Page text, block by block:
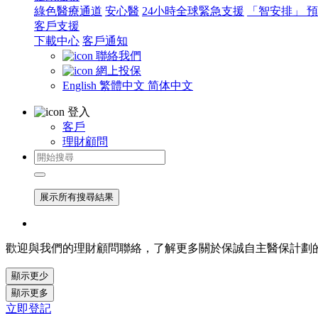
綠色醫療通道 安心醫 24小時全球緊急支援
「智安排」
客戶支援
下載中心 客戶通知
聯絡我們
網上投保
English 繁體中文 简体中文
登入
客戶
理財顧問
展示所有搜尋結果
歡迎與我們的理財顧問聯絡，了解更多關於保誠自主醫保計劃
顯示更少
顯示更多
立即登記